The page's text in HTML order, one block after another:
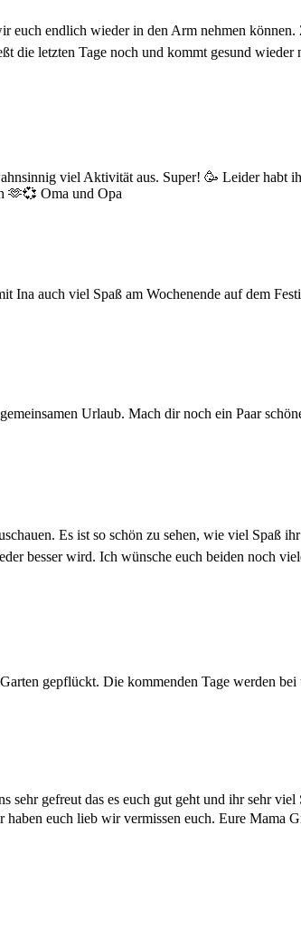
endlich wieder in den Arm nehmen können.
die letzten Tage noch und kommt gesund
viel Aktivität aus. Super! 🥳 Leider habt
🫶💞 Oma und Opa
auch viel Spaß am Wochenende auf dem
Urlaub. Mach dir noch ein Paar
Es ist so schön zu sehen, wie viel Spaß
besser wird. Ich wünsche euch beiden noch
gepflückt. Die kommenden Tage werden
gefreut das es euch gut geht und ihr sehr
euch lieb wir vermissen euch. Eure Mama